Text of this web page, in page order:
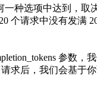
一种选项中达到，取
个请求中没有发满
参数，
求后，我们会基于